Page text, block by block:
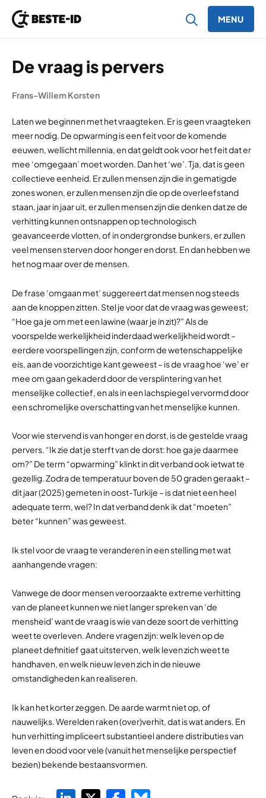
MENU
De vraag is pervers
Frans-Willem Korsten
Laten we beginnen met het vraagteken. Er is geen vraagteken
meer nodig. De opwarming is een feit voor de komende
eeuwen, wellicht millennia, en dat geldt ook voor het feit dat er
mee ‘omgegaan’ moet worden. Dan het ‘we’. Tja, dat is geen
collectieve eenheid. Er zullen mensen zijn die in gematigde
zones wonen, er zullen mensen zijn die op de overleefstand
staan, jaar in jaar uit, er zullen mensen zijn die denken dat ze de
verhitting kunnen ontsnappen op technologisch
geavanceerde vlotten, of in ondergrondse bunkers, er zullen
veel mensen sterven door honger en dorst. En dan hebben we
het nog maar over de mensen.
De frase ‘omgaan met’ suggereert dat mensen nog steeds
aan de knoppen zitten. Stel je voor dat de vraag was geweest;
“Hoe ga je om met een lawine (waar je in zit)?” Als de
voorspelde werkelijkheid inderdaad werkelijkheid wordt –
eerdere voorspellingen zijn, conform de wetenschappelijke
eis, aan de voorzichtige kant geweest – is de vraag hoe ‘we’ er
mee om gaan gekaderd door de versplintering van het
menselijke collectief, en als in een lachspiegel vervormd door
een schromelijke overschatting van het menselijke kunnen.
Voor wie stervend is van honger en dorst, is de gestelde vraag
pervers. “Ik zie dat je sterft van de dorst: hoe ga je daarmee
om?” De term “opwarming” klinkt in dit verband ook ietwat te
gezellig. Zodra de temperatuur boven de 50 graden geraakt –
dit jaar (2025) gemeten in oost-Turkije – is dat niet een heel
adequate term, wel? In dat verband denk ik dat “moeten”
beter “kunnen” was geweest.
Ik stel voor de vraag te veranderen in een stelling met wat
aanhangende vragen:
Vanwege de door mensen veroorzaakte extreme verhitting
van de planeet kunnen we niet langer spreken van ‘de
mensheid’ want de vraag is wie van deze soort de verhitting
weet te overleven. Andere vragen zijn: welk leven op de
planeet definitief gaat uitsterven, welk leven zich weet te
handhaven, en welk nieuw leven zich in de nieuwe
omstandigheden kan realiseren.
Ik kan het korter zeggen. De aarde warmt niet op, of
nauwelijks. Werelden raken (over)verhit, dat is wat anders. En
hun verhitting impliceert substantieel andere distributies van
leven en dood voor vele (vanuit het menselijke perspectief
bezien) bekende bestaansvormen.